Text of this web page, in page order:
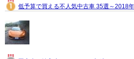
低予算で買える不人気中古車 35選～2018